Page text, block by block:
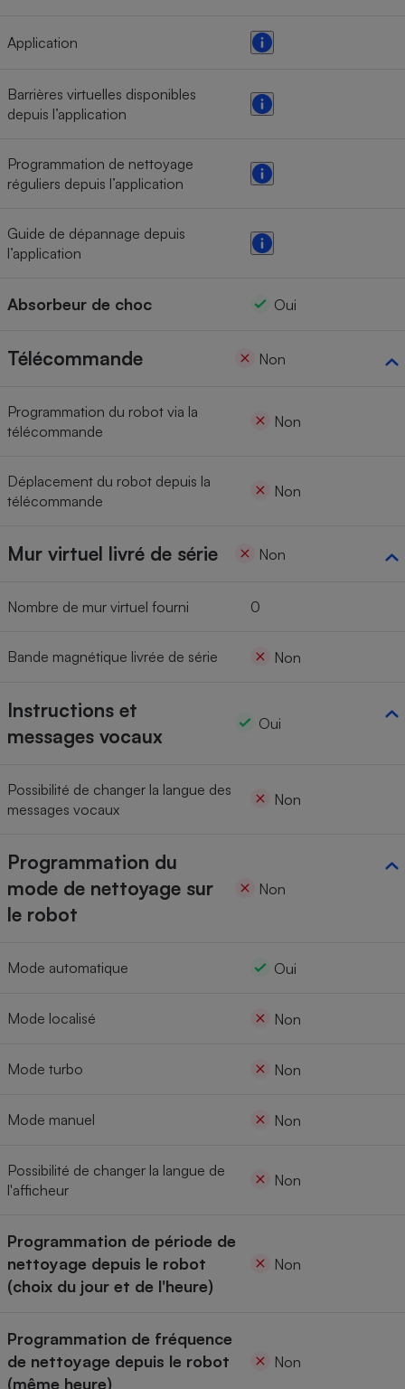
Application
Barrières virtuelles disponibles
depuis l’application
Programmation de nettoyage
réguliers depuis l’application
Guide de dépannage depuis
l’application
Absorbeur de choc Oui
Télécommande Non
Programmation du robot via la
télécommande
Non
Déplacement du robot depuis la
télécommande
Non
Mur virtuel livré de série Non
Nombre de mur virtuel fourni 0
Bande magnétique livrée de série Non
Instructions et
messages vocaux
Oui
Possibilité de changer la langue des
messages vocaux
Non
Programmation du
mode de nettoyage sur
le robot
Non
Mode automatique Oui
Mode localisé Non
Mode turbo Non
Mode manuel Non
Possibilité de changer la langue de
l'afficheur
Non
Programmation de période de
nettoyage depuis le robot
(choix du jour et de l'heure)
Non
Programmation de fréquence
de nettoyage depuis le robot
(même heure)
Non